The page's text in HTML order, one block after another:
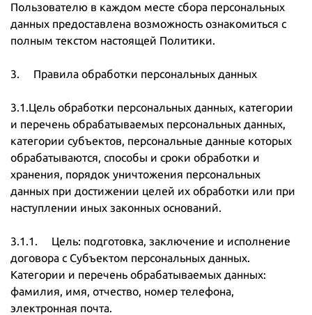
Пользователю в каждом месте сбора персональных
данных предоставлена возможность ознакомиться с
полным текстом настоящей Политики.
3. Правила обработки персональных данных
3.1.Цель обработки персональных данных, категории
и перечень обрабатываемых персональных данных,
категории субъектов, персональные данные которых
обрабатываются, способы и сроки обработки и
хранения, порядок уничтожения персональных
данных при достижении целей их обработки или при
наступлении иных законных оснований.
3.1.1. Цель: подготовка, заключение и исполнение
договора с Субъектом персональных данных.
Категории и перечень обрабатываемых данных:
фамилия, имя, отчество, номер телефона,
электронная почта.